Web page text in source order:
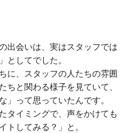
出会いは、実はスタッフでは
としてでした。
に、スタッフの人たちの雰囲
ちと関わる様子を見ていて、
」って思っていたんです。
タイミングで、声をかけても
トしてみる？」と。